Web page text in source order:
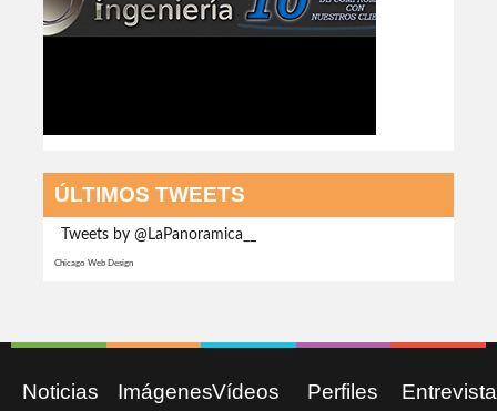
ÚLTIMOS TWEETS
Tweets by @LaPanoramica__
Chicago Web Design
Noticias ImágenesVídeos Perfiles